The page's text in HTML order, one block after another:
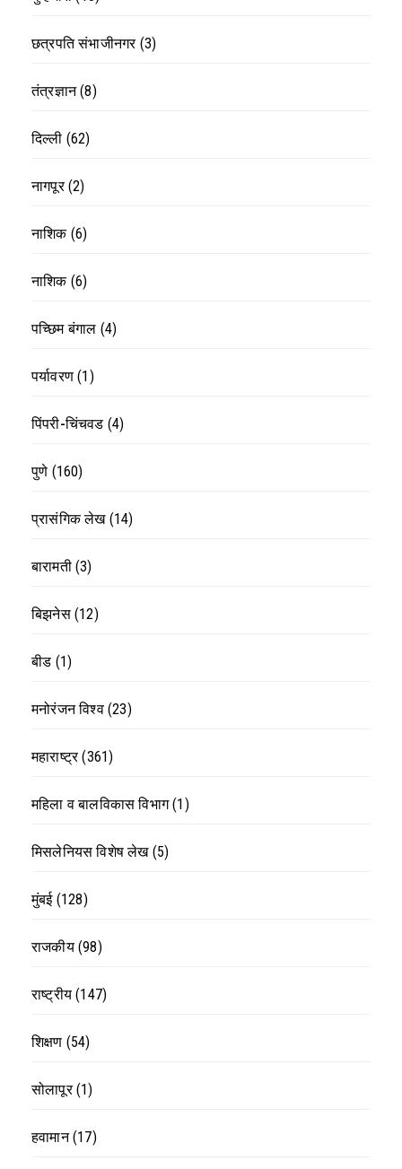
छत्रपति संभाजीनगर(3)
तंत्रज्ञान(8)
दिल्ली (62)
नागपूर(2)
नाशिक(6)
नाशिक(6)
पच्छिम बंगाल (4)
पर्यावरण (1)
पिंपरी-चिंचवड (4)
पुणे (160)
प्रासंगिक लेख(14)
बारामती(3)
बिझनेस(12)
बीड (1)
मनोरंजन विश्व(23)
महाराष्ट्र(361)
महिला व बालविकास विभाग(1)
मिसलेनियस विशेष लेख(5)
मुंबई(128)
राजकीय(98)
राष्ट्रीय (147)
शिक्षण (54)
सोलापूर(1)
हवामान(17)